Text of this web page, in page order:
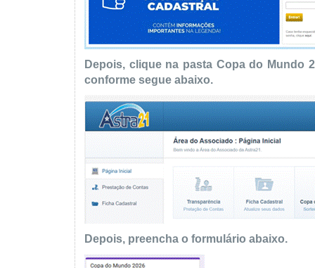
Depois, clique na pasta Copa do Mundo
conforme segue abaixo.
Depois, preencha o formulário abaixo.